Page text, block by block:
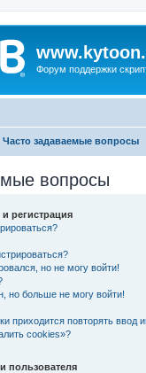
Форум поддержки
Часто задаваемые вопросы
вопросы
регистрация
но не могу войти!
но больше не могу войти!
приходится повторять ввод
cookies»?
пользователя